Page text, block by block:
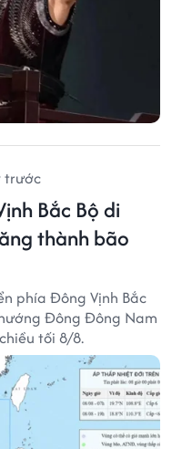
trước
Bắc Bộ di
thành bão
phía Đông Vịnh Bắc
Đông Đông Nam
tối 8/8.